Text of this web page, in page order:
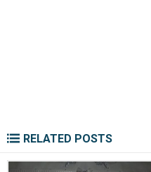
RELATED POSTS